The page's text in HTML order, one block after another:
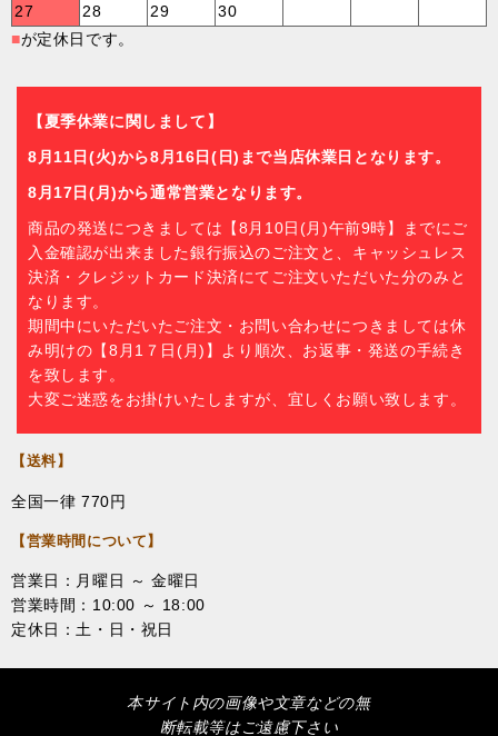
27
28 29
30
■が定休日です。
【夏季休業に関しまして】
8月11日(火)から8月16日(日)まで当店休業日となります。
8月17日(月)から通常営業となります。
商品の発送につきましては【8月10日(月)午前9時】までにご
入金確認が出来ました銀行振込のご注文と、キャッシュレス
決済・クレジットカード決済にてご注文いただいた分のみと
なります。
期間中にいただいたご注文・お問い合わせにつきましては休
み明けの【8月1７日(月)】より順次、お返事・発送の手続き
を致します。
大変ご迷惑をお掛けいたしますが、宜しくお願い致します。
【送料】
全国一律 770円
【営業時間について】
営業日：月曜日 ～ 金曜日
営業時間：10:00 ～ 18:00
定休日：土・日・祝日
本サイト内の画像や文章などの無
断転載等はご遠慮下さい